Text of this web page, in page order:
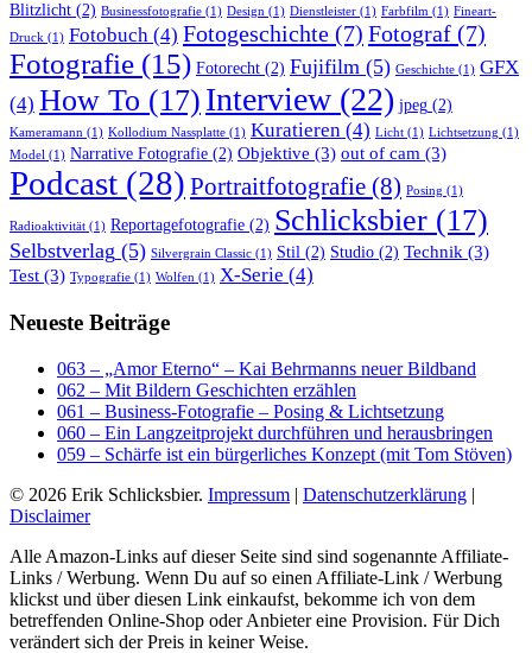
Blitzlicht (2) Businessfotografie (1) Design (1) Dienstleister (1) Farbfilm (1) Fineart-
Druck (1) Fotobuch (4) Fotogeschichte (7) Fotograf (7)
Fotografie (15) Fotorecht (2) Fujifilm (5) Geschichte (1) GFX
(4) How To (17) Interview (22) jpeg (2)
Kameramann (1) Kollodium Nassplatte (1) Kuratieren (4) Licht (1) Lichtsetzung (1)
Model (1) Narrative Fotografie (2) Objektive (3) out of cam (3)
Podcast (28) Portraitfotografie (8) Posing (1)
Radioaktivität (1) Reportagefotografie (2) Schlicksbier (17)
Selbstverlag (5) Silvergrain Classic (1) Stil (2) Studio (2) Technik (3)
Test (3) Typografie (1) Wolfen (1) X-Serie (4)
Neueste Beiträge
063 – „Amor Eterno“ – Kai Behrmanns neuer Bildband
062 – Mit Bildern Geschichten erzählen
061 – Business-Fotografie – Posing & Lichtsetzung
060 – Ein Langzeitprojekt durchführen und herausbringen
059 – Schärfe ist ein bürgerliches Konzept (mit Tom Stöven)
© 2026 Erik Schlicksbier. Impressum | Datenschutzerklärung |
Disclaimer
Alle Amazon-Links auf dieser Seite sind sind sogenannte Affiliate-
Links / Werbung. Wenn Du auf so einen Affiliate-Link / Werbung
klickst und über diesen Link einkaufst, bekomme ich von dem
betreffenden Online-Shop oder Anbieter eine Provision. Für Dich
verändert sich der Preis in keiner Weise.